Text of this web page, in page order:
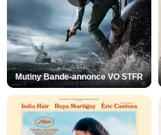
Mutiny Bande-annonce VO STFR